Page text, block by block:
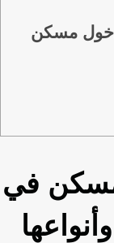
دخول مسكن
في